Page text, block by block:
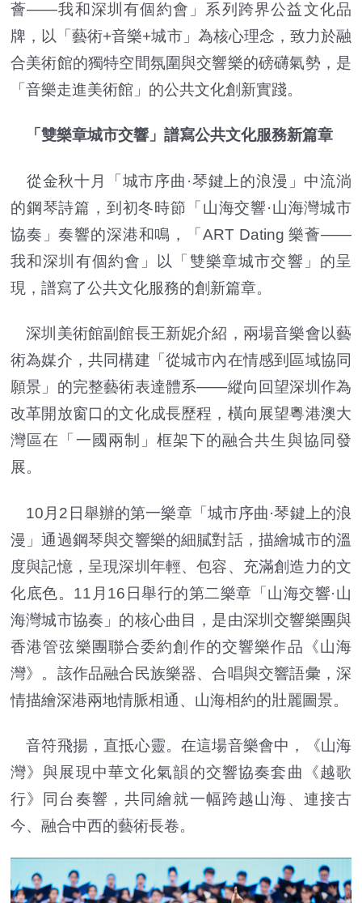
薈——我和深圳有個約會」系列跨界公益文化品
牌，以「藝術+音樂+城市」為核心理念，致力於融
合美術館的獨特空間氛圍與交響樂的磅礴氣勢，是
「音樂走進美術館」的公共文化創新實踐。
「雙樂章城市交響」譜寫公共文化服務新篇章
從金秋十月「城市序曲·琴鍵上的浪漫」中流淌
的鋼琴詩篇，到初冬時節「山海交響·山海灣城市
協奏」奏響的深港和鳴，「ART Dating 樂薈——
我和深圳有個約會」以「雙樂章城市交響」的呈
現，譜寫了公共文化服務的創新篇章。
深圳美術館副館長王新妮介紹，兩場音樂會以藝
術為媒介，共同構建「從城市內在情感到區域協同
願景」的完整藝術表達體系——縱向回望深圳作為
改革開放窗口的文化成長歷程，橫向展望粵港澳大
灣區在「一國兩制」框架下的融合共生與協同發
展。
10月2日舉辦的第一樂章「城市序曲·琴鍵上的浪
漫」通過鋼琴與交響樂的細膩對話，描繪城市的溫
度與記憶，呈現深圳年輕、包容、充滿創造力的文
化底色。11月16日舉行的第二樂章「山海交響·山
海灣城市協奏」的核心曲目，是由深圳交響樂團與
香港管弦樂團聯合委約創作的交響樂作品《山海
灣》。該作品融合民族樂器、合唱與交響語彙，深
情描繪深港兩地情脈相通、山海相約的壯麗圖景。
音符飛揚，直抵心靈。在這場音樂會中，《山海
灣》與展現中華文化氣韻的交響協奏套曲《越歌
行》同台奏響，共同繪就一幅跨越山海、連接古
今、融合中西的藝術長卷。